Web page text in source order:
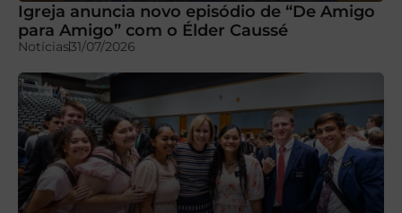
Igreja anuncia novo episódio de “De Amigo
para Amigo” com o Élder Caussé
Notícias31/07/2026